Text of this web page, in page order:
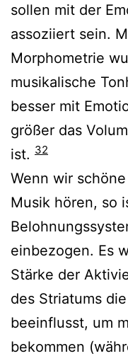
sollen mit der
assoziiert sein.
Morphometrie
musikalische
besser mit
größer das
ist. 32
Wenn wir
Musik hören, so
einbezogen. Es
Stärke der
des Striatums
beeinflusst, um
bekommen